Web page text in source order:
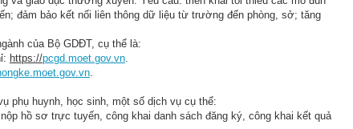
đảm bảo kết nối liên thông dữ liệu từ trường đến phòng, sở; tăng
của Bộ GDĐT, cụ thể là:
https://pcgd.moet.gov.vn
phụ huynh, học sinh, một số dịch vụ cụ thể:
hồ sơ trực tuyến, công khai danh sách đăng ký, công khai kết quả